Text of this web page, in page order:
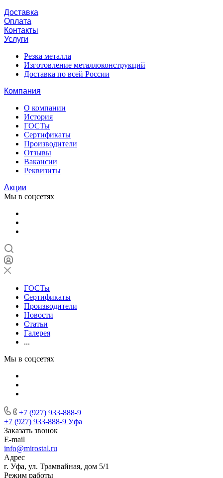
Доставка
Оплата
Контакты
Услуги
Резка металла
Изготовление металлоконструкций
Доставка по всей России
Компания
О компании
История
ГОСТы
Сертификаты
Производители
Отзывы
Вакансии
Реквизиты
Акции
Мы в соцсетях
ГОСТы
Сертификаты
Производители
Новости
Статьи
Галерея
...
Мы в соцсетях
+7 (927) 933-888-9
+7 (927) 933-888-9 Уфа
Заказать звонок
E-mail
info@mirostal.ru
Адрес
г. Уфа, ул. Трамвайная, дом 5/1
Режим работы